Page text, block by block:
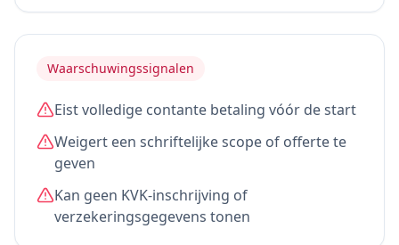
Waarschuwingssignalen
Eist volledige contante betaling vóór de start
Weigert een schriftelijke scope of offerte te
geven
Kan geen KVK-inschrijving of
verzekeringsgegevens tonen